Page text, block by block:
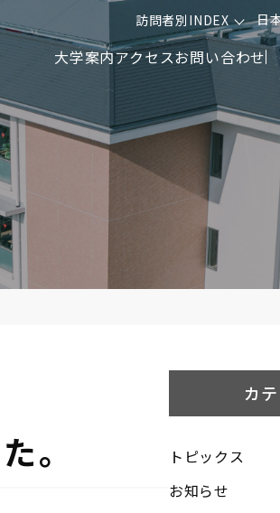
訪問者別INDEX 日
大学案内アクセスお問い合わせ
。
カ
トピックス
お知らせ